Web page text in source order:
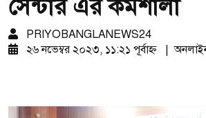
সেন্টার এর কর্মশালা
PRIYOBANGLANEWS24
২৬ নভেম্বর ২০২৩, ১১:২১ পূর্বাহ্ন